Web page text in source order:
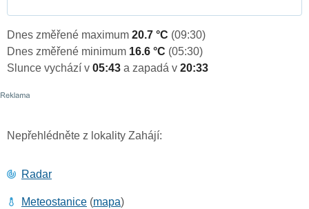
Dnes změřené maximum 20.7 °C (09:30)
Dnes změřené minimum 16.6 °C (05:30)
Slunce vychází v 05:43 a zapadá v 20:33
Nepřehlédněte z lokality Zahájí:
Radar
Meteostanice (mapa)